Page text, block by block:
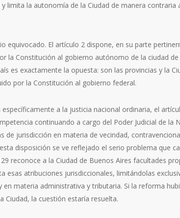
limita la autonomía de la Ciudad de manera contraria
equivocado. El artículo 2 dispone, en su parte
la Constitución al gobierno autónomo de la ciudad de
es exactamente la opuesta: son las provincias y la
por la Constitución al gobierno federal.
a la justicia nacional ordinaria, el
continuando a cargo del Poder Judicial de la
de jurisdicción en materia de vecindad,
disposición se ve reflejado el serio problema que
reconoce a la Ciudad de Buenos Aires facultades
esas atribuciones jurisdiccionales, limitándolas
materia administrativa y tributaria. Si la reforma
Ciudad, la cuestión estaría resuelta.